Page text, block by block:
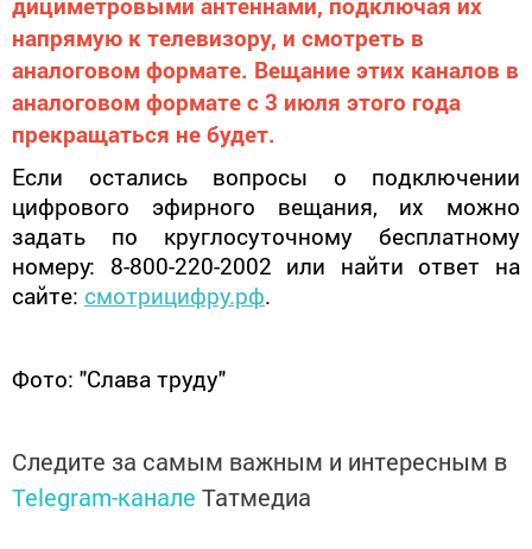
напрямую к телевизору, и смотреть в
аналоговом формате. Вещание этих каналов в
аналоговом формате с 3 июля этого года
прекращаться не будет.
Если остались вопросы о подключении
цифрового эфирного вещания, их можно
задать по круглосуточному бесплатному
номеру: 8-800-220-2002 или найти ответ на
сайте: смотрицифру.рф.
Фото: "Слава труду"
Следите за самым важным и интересным в
Telegram-канале Татмедиа